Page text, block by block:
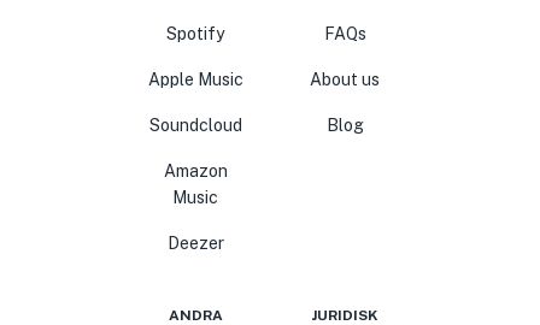
Spotify
Apple Music
Soundcloud
Amazon
Music
Deezer
FAQs
About us
Blog
ANDRA
JURIDISK